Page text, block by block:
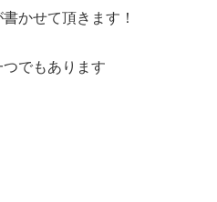
かせて頂きます！
でもあります